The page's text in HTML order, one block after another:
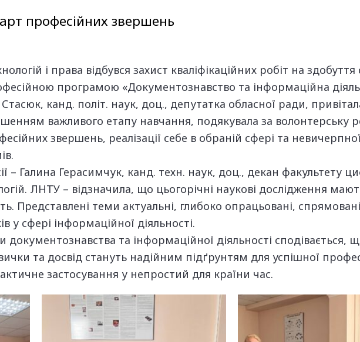
професійних звершень
і права відбувся захист кваліфікаційних робіт на здобуття
програмою «Документознавство та інформаційна
канд. політ. наук, доц., депутатка обласної ради,
важливого етапу навчання, подякувала за волонтерську
звершень, реалізації себе в обраній сфері та невичерпної
– Галина Герасимчук, канд. техн. наук, доц., декан факультету
ЛНТУ – відзначила, що цьогорічні наукові дослідження
Представлені теми актуальні, глибоко опрацьовані,
у сфері інформаційної діяльності.
та інформаційної діяльності сподівається,
та досвід стануть надійним підґрунтям для успішної
застосування у непростий для країни час.